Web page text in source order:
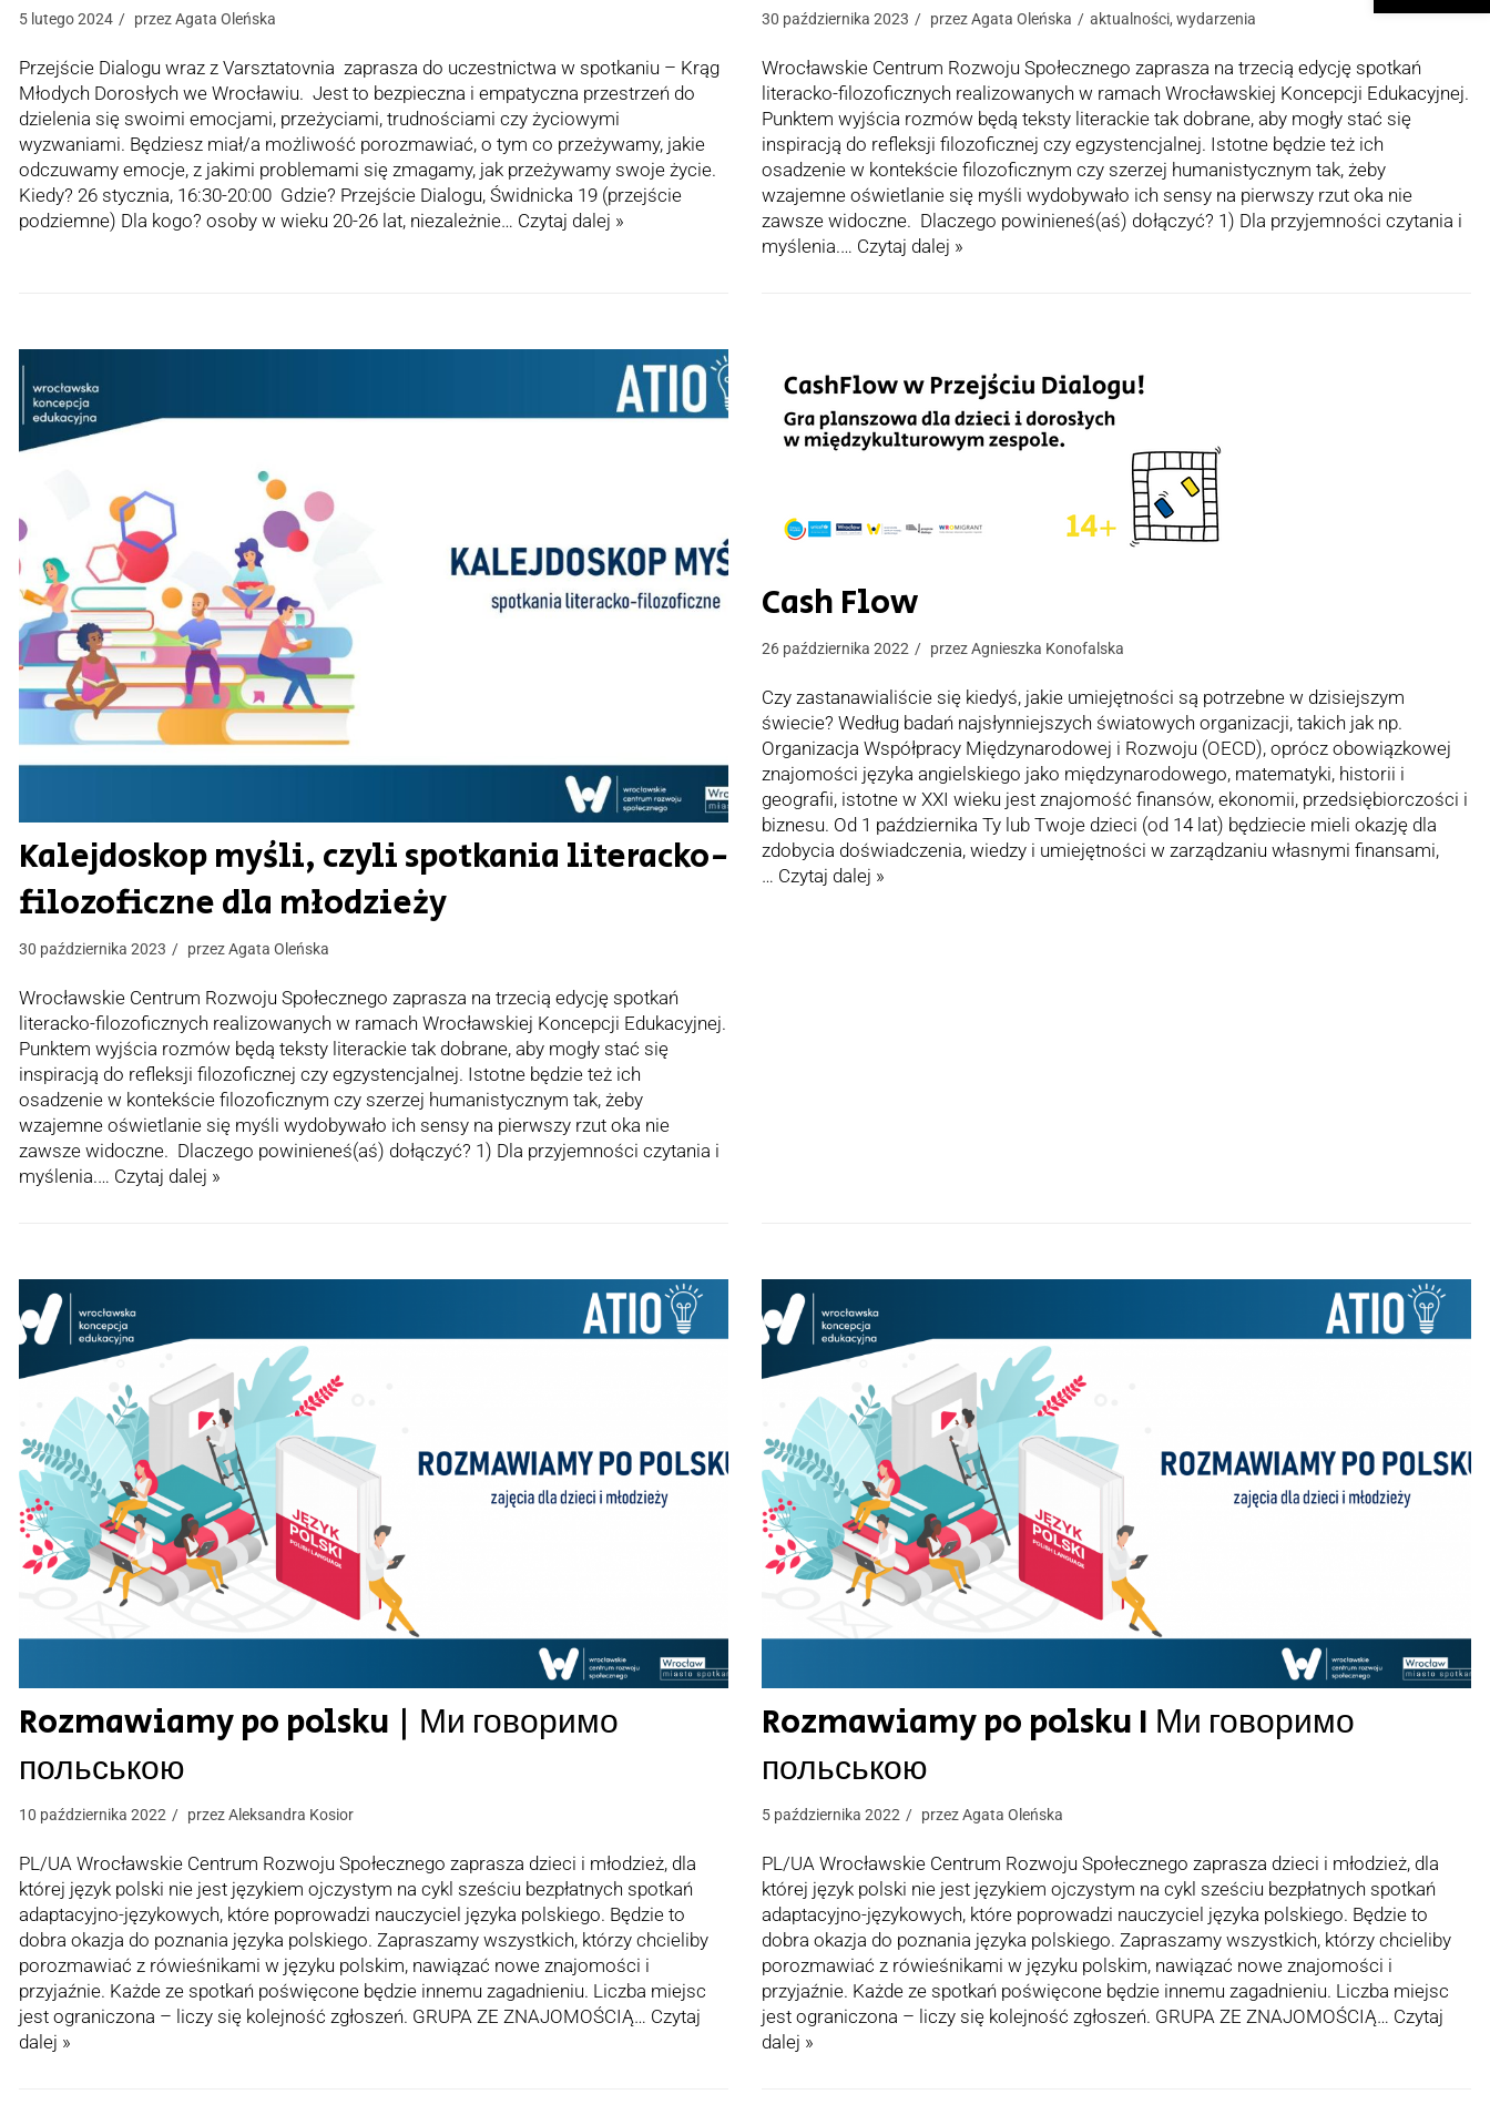
5 lutego 2024 przezAgata Oleńska
Przejście Dialogu wraz z Varsztatovnia zaprasza do uczestnictwa w spotkaniu – Krąg
Młodych Dorosłych we Wrocławiu. Jest to bezpieczna i empatyczna przestrzeń do
dzielenia się swoimi emocjami, przeżyciami, trudnościami czy życiowymi
wyzwaniami. Będziesz miał/a możliwość porozmawiać, o tym co przeżywamy, jakie
odczuwamy emocje, z jakimi problemami się zmagamy, jak przeżywamy swoje życie.
Kiedy? 26 stycznia, 16:30-20:00 Gdzie? Przejście Dialogu, Świdnicka 19 (przejście
podziemne) Dla kogo? osoby w wieku 20-26 lat, niezależnie… Czytaj dalej »
30 października 2023 przezAgata Oleńska aktualności, wydarzenia
Wrocławskie Centrum Rozwoju Społecznego zaprasza na trzecią edycję spotkań
literacko-filozoficznych realizowanych w ramach Wrocławskiej Koncepcji Edukacyjnej.
Punktem wyjścia rozmów będą teksty literackie tak dobrane, aby mogły stać się
inspiracją do refleksji filozoficznej czy egzystencjalnej. Istotne będzie też ich
osadzenie w kontekście filozoficznym czy szerzej humanistycznym tak, żeby
wzajemne oświetlanie się myśli wydobywało ich sensy na pierwszy rzut oka nie
zawsze widoczne. Dlaczego powinieneś(aś) dołączyć? 1) Dla przyjemności czytania i
myślenia.… Czytaj dalej »
Kalejdoskop myśli, czyli spotkania literacko-
filozoficzne dla młodzieży
30 października 2023 przezAgata Oleńska
Wrocławskie Centrum Rozwoju Społecznego zaprasza na trzecią edycję spotkań
literacko-filozoficznych realizowanych w ramach Wrocławskiej Koncepcji Edukacyjnej.
Punktem wyjścia rozmów będą teksty literackie tak dobrane, aby mogły stać się
inspiracją do refleksji filozoficznej czy egzystencjalnej. Istotne będzie też ich
osadzenie w kontekście filozoficznym czy szerzej humanistycznym tak, żeby
wzajemne oświetlanie się myśli wydobywało ich sensy na pierwszy rzut oka nie
zawsze widoczne. Dlaczego powinieneś(aś) dołączyć? 1) Dla przyjemności czytania i
myślenia.… Czytaj dalej »
Cash Flow
26 października 2022 przezAgnieszka Konofalska
Czy zastanawialiście się kiedyś, jakie umiejętności są potrzebne w dzisiejszym
świecie? Według badań najsłynniejszych światowych organizacji, takich jak np.
Organizacja Współpracy Międzynarodowej i Rozwoju (OECD), oprócz obowiązkowej
znajomości języka angielskiego jako międzynarodowego, matematyki, historii i
geografii, istotne w XXI wieku jest znajomość finansów, ekonomii, przedsiębiorczości i
biznesu. Od 1 października Ty lub Twoje dzieci (od 14 lat) będziecie mieli okazję dla
zdobycia doświadczenia, wiedzy i umiejętności w zarządzaniu własnymi finansami,
… Czytaj dalej »
Rozmawiamy po polsku | Ми говоримо
польською
10 października 2022 przezAleksandra Kosior
PL/UA Wrocławskie Centrum Rozwoju Społecznego zaprasza dzieci i młodzież, dla
której język polski nie jest językiem ojczystym na cykl sześciu bezpłatnych spotkań
adaptacyjno-językowych, które poprowadzi nauczyciel języka polskiego. Będzie to
dobra okazja do poznania języka polskiego. Zapraszamy wszystkich, którzy chcieliby
porozmawiać z rówieśnikami w języku polskim, nawiązać nowe znajomości i
przyjaźnie. Każde ze spotkań poświęcone będzie innemu zagadnieniu. Liczba miejsc
jest ograniczona – liczy się kolejność zgłoszeń. GRUPA ZE ZNAJOMOŚCIĄ… Czytaj
dalej »
Rozmawiamy po polsku I Ми говоримо
польською
5 października 2022 przezAgata Oleńska
PL/UA Wrocławskie Centrum Rozwoju Społecznego zaprasza dzieci i młodzież, dla
której język polski nie jest językiem ojczystym na cykl sześciu bezpłatnych spotkań
adaptacyjno-językowych, które poprowadzi nauczyciel języka polskiego. Będzie to
dobra okazja do poznania języka polskiego. Zapraszamy wszystkich, którzy chcieliby
porozmawiać z rówieśnikami w języku polskim, nawiązać nowe znajomości i
przyjaźnie. Każde ze spotkań poświęcone będzie innemu zagadnieniu. Liczba miejsc
jest ograniczona – liczy się kolejność zgłoszeń. GRUPA ZE ZNAJOMOŚCIĄ… Czytaj
dalej »